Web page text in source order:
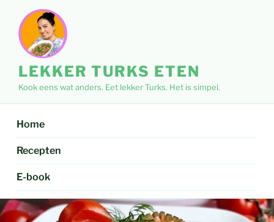
inhoud
LEKKER TURKS ETEN
Kook eens wat anders. Eet lekker Turks. Het is simpel.
Home
Recepten
E-book